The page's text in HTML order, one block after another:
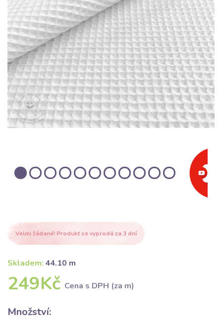
Velmi žádané! Produkt se vyprodá za 3 dní
Skladem: 44.10 m
249Kč Cena s DPH (za m)
Množství: